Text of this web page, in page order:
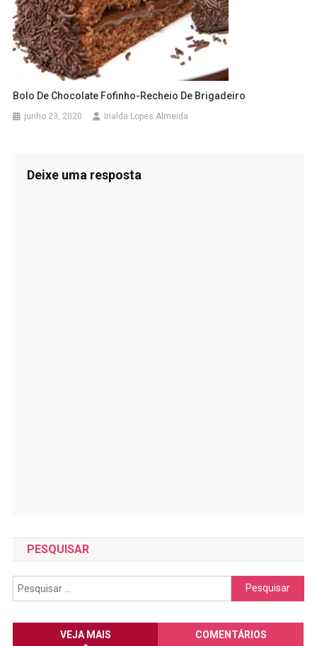
Bolo De Chocolate Fofinho-Recheio De Brigadeiro
junho 23, 2020 Inalda Lopes Almeida
Deixe uma resposta
PESQUISAR
Pesquisar
por:
VEJA MAIS COMENTÁRIOS